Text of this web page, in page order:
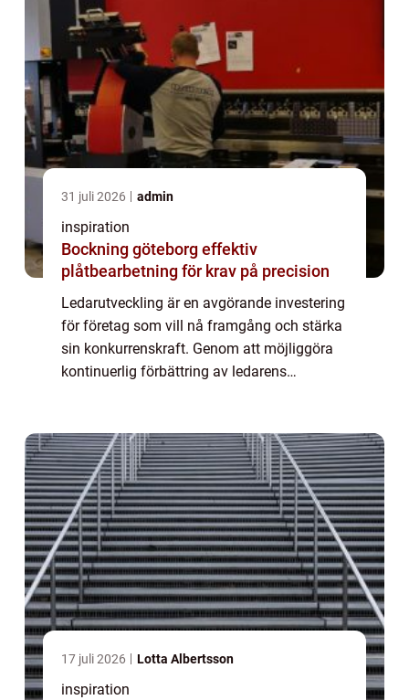
31 juli 2026 admin
inspiration
Bockning göteborg effektiv
plåtbearbetning för krav på precision
Ledarutveckling är en avgörande investering
för företag som vill nå framgång och stärka
sin konkurrenskraft. Genom att möjliggöra
kontinuerlig förbättring av ledarens
17 juli 2026 Lotta Albertsson
inspiration